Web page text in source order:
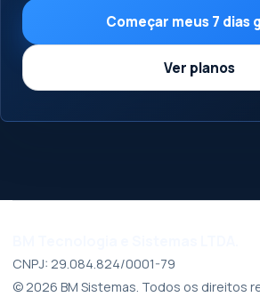
Começar meus 7 dias
Ver planos
CNPJ: 29.084.824/0001-79
©2026 BM Sistemas. Todos os direitos